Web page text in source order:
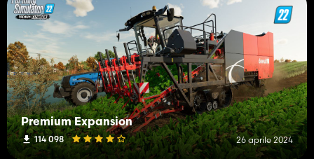
Premium Expansion
114 098 26 aprile 2024